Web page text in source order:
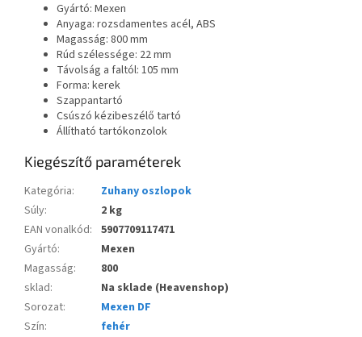
Gyártó: Mexen
Anyaga: rozsdamentes acél, ABS
Magasság: 800 mm
Rúd szélessége: 22 mm
Távolság a faltól: 105 mm
Forma: kerek
Szappantartó
Csúszó kézibeszélő tartó
Állítható tartókonzolok
Kiegészítő paraméterek
Kategória:
Zuhany oszlopok
Súly:
2 kg
EAN vonalkód: 5907709117471
Gyártó:
Mexen
Magasság:
800
sklad:
Na sklade (Heavenshop)
Sorozat:
Mexen DF
Szín:
fehér